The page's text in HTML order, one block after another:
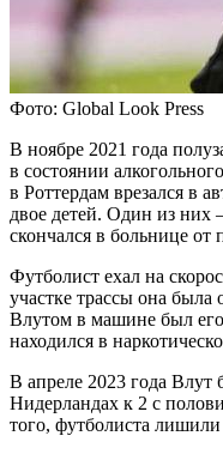
Фото: Global Look Press
В ноябре 2021 года
в состоянии
в Роттердам врезался в
двое детей. Один из
скончался в больнице от
Футболист ехал на
участке трассы она была
Влутом в машине был
находился в
В апреле 2023 года Влут
Нидерландах к 2 с
того, футболиста